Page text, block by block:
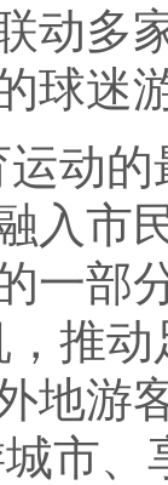
动多
球迷
的
入市
一部
推
地游
市